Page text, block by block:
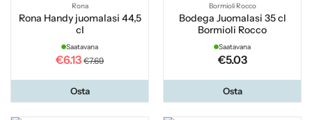
Rona
Rona Handy juomalasi 44,5
cl
Saatavana
€6.13 €7.69
Osta
Bormioli Rocco
Bodega Juomalasi 35 cl
Bormioli Rocco
Saatavana
€5.03
Osta